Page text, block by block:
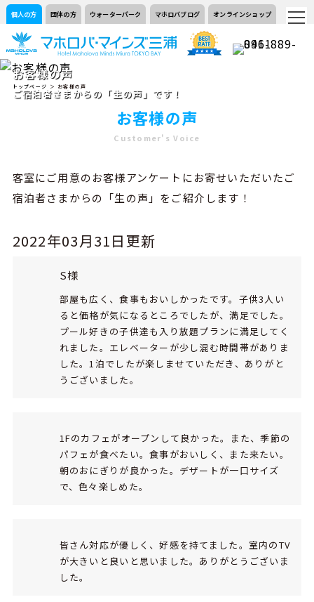
個人の方 団体の方 ウォーターパーク マホロバブログ オンラインショップ
お客様の声
ご宿泊者さまからの「生の声」です！
トップページ ＞ お客様の声
お客様の声
Customer's Voice
客室にご用意のお客様アンケートにお寄せいただいたご
宿泊者さまからの「生の声」をご紹介します！
2022年03月31日更新
S様
部屋も広く、食事もおいしかったです。子供3人い
ると価格が気になるところでしたが、満足でした。
プール好きの子供達も入り放題プランに満足してく
れました。エレベーターが少し混む時間帯がありま
した。1泊でしたが楽しませていただき、ありがと
うございました。
1Fのカフェがオープンして良かった。また、季節の
パフェが食べたい。食事がおいしく、また来たい。
朝のおにぎりが良かった。デザートが一口サイズ
で、色々楽しめた。
皆さん対応が優しく、好感を持てました。室内のTV
が大きいと良いと思いました。ありがとうございま
した。